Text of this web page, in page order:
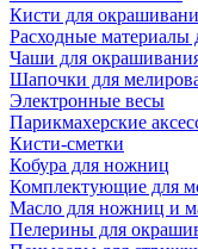
Кисти для
Расходные материалы
Чаши для
Шапочки для
Электронные весы
Парикмахерские
Кисти-сметки
Кобура для ножниц
Комплектующие для
Масло для ножниц и
Пелерины для